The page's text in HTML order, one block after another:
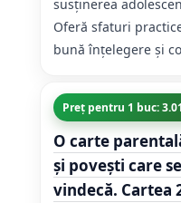
susținerea
Oferă sfaturi
bună înțelegere și
Preț pentru 1 buc:
O carte
şi poveşti care se
vindecă. Cartea